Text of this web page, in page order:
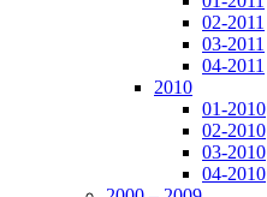
02-2011
03-2011
04-2011
2010
01-2010
02-2010
03-2010
04-2010